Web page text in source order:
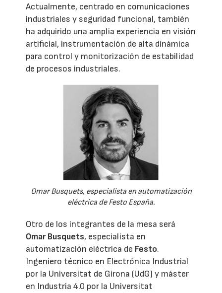
Actualmente, centrado en comunicaciones
industriales y seguridad funcional, también
ha adquirido una amplia experiencia en visión
artificial, instrumentación de alta dinámica
para control y monitorización de estabilidad
de procesos industriales.
Omar Busquets, especialista en automatización
eléctrica de Festo España.
Otro de los integrantes de la mesa será
Omar Busquets, especialista en
automatización eléctrica de Festo.
Ingeniero técnico en Electrónica Industrial
por la Universitat de Girona (UdG) y máster
en Industria 4.0 por la Universitat